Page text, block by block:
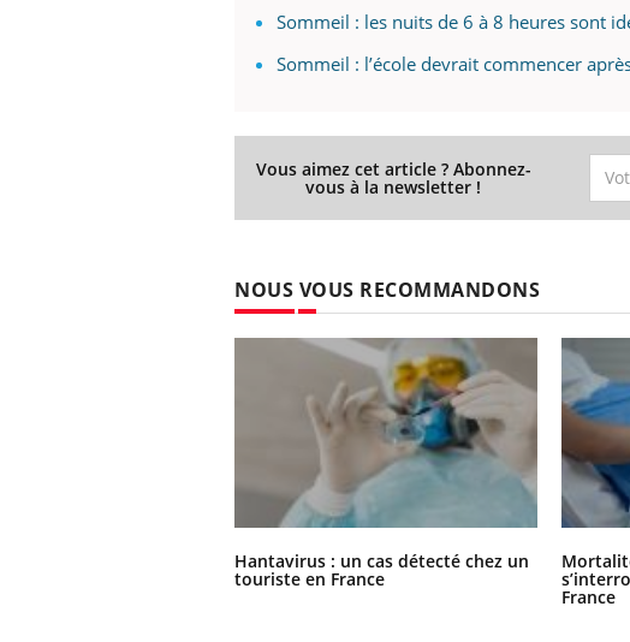
Sommeil : les nuits de 6 à 8 heures sont
Sommeil : l’école devrait commencer
Vous aimez cet article ? Abonnez-
vous à la newsletter !
NOUS VOUS RECOMMANDONS
Hantavirus : un cas détecté chez un
touriste en France
France